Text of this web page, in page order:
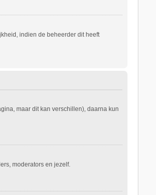
indien de beheerder dit heeft
maar dit kan verschillen), daarna kun
moderators en jezelf.